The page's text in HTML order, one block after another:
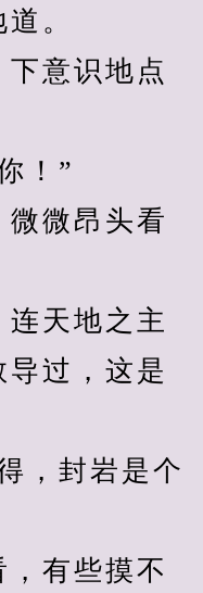
。
意识地点
！”
微昂头看
天地之主
过，这是
封岩是个
有些摸不